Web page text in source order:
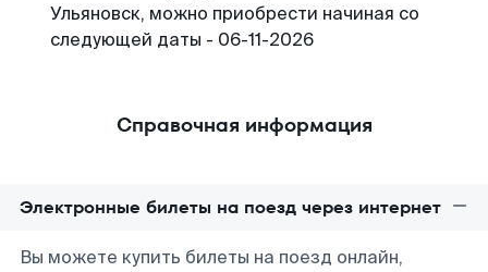
Ульяновск, можно приобрести начиная со
следующей даты - 06-11-2026
Справочная информация
Электронные билеты на поезд через интернет
Вы можете купить билеты на поезд онлайн,